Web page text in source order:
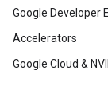
Google Developer
Accelerators
Google Cloud &